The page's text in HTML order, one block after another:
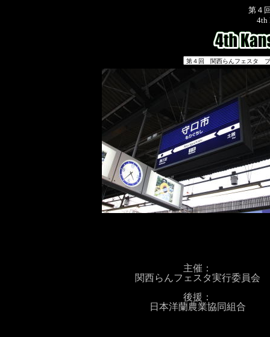
第４
4th
主催：
関西らんフェスタ実行委員会
後援：
日本洋蘭農業協同組合